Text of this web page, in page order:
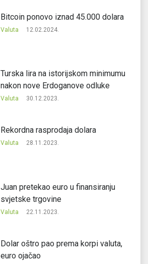
Bitcoin ponovo iznad 45.000 dolara
Valuta 12.02.2024.
Turska lira na istorijskom minimumu
nakon nove Erdoganove odluke
Valuta 30.12.2023.
Rekordna rasprodaja dolara
Valuta 28.11.2023.
Juan pretekao euro u finansiranju
svjetske trgovine
Valuta 22.11.2023.
Dolar oštro pao prema korpi valuta,
euro ojačao